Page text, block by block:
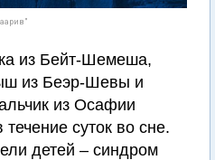
из Бейт-Шемеша,
из Беэр-Шевы и
из Осафии
суток во сне.
детей – синдром